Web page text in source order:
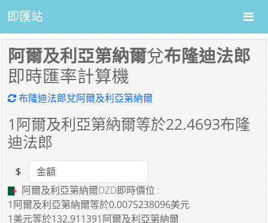
即匯站
阿爾及利亞第納爾兌布隆迪法郎
即時匯率計算機
布隆迪法郎兌阿爾及利亞第納爾
1 阿爾及利亞第納爾等於22.4693布隆
迪法郎
Amount
$
阿爾及利亞第納爾DZD即時價位 :
1阿爾及利亞第納爾等於0.0075238096美元
1美元等於132.911391阿爾及利亞第納爾